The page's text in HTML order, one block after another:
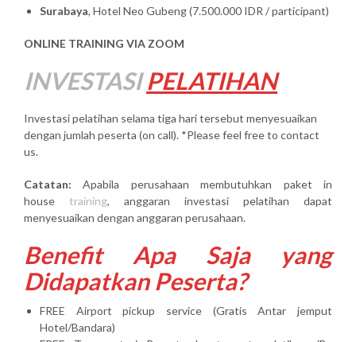
Surabaya, Hotel Neo Gubeng (7.500.000 IDR / participant)
ONLINE TRAINING VIA ZOOM
INVESTASI PELATIHAN
Investasi pelatihan selama tiga hari tersebut menyesuaikan
dengan jumlah peserta (on call). *Please feel free to contact
us.
Catatan: Apabila perusahaan membutuhkan paket in
house training, anggaran investasi pelatihan dapat
menyesuaikan dengan anggaran perusahaan.
Benefit Apa Saja yang
Didapatkan Peserta?
FREE Airport pickup service (Gratis Antar jemput
Hotel/Bandara)